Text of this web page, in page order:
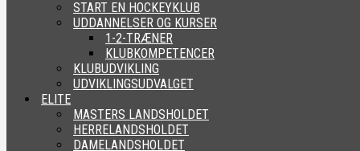
START EN HOCKEYKLUB
UDDANNELSER OG KURSER
1-2-TRÆNER
KLUBKOMPETENCER
KLUBUDVIKLING
UDVIKLINGSUDVALGET
ELITE
MASTERS LANDSHOLDET
HERRELANDSHOLDET
DAMELANDSHOLDET